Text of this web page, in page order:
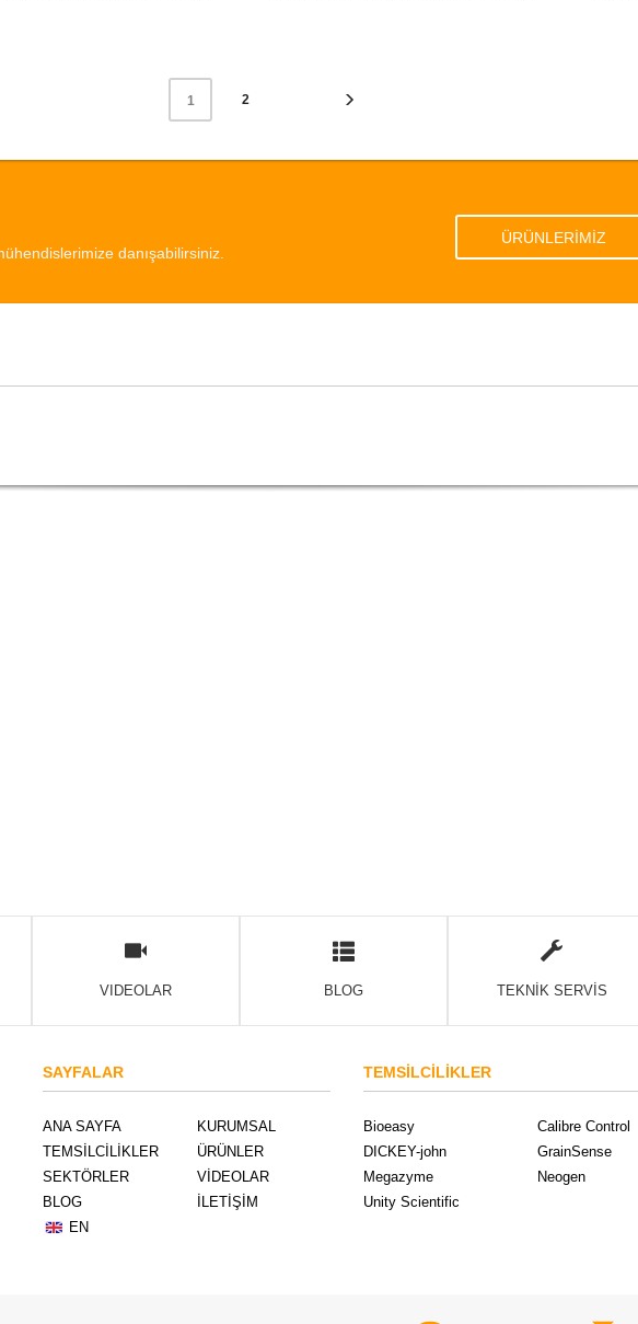
1 2
danışabilirsiniz.
ÜRÜNLERİMİZ
VIDEOLAR BLOG TEKNİK SERVİS
SAYFALAR
ANA SAYFA
KURUMSAL
TEMSİLCİLİKLER
ÜRÜNLER
SEKTÖRLER
VİDEOLAR
BLOG
İLETİŞİM
EN
TEMSİLCİLİKLER
Bioeasy Calibre Control
DICKEY-john
GrainSense
Megazyme
Neogen
Unity Scientific